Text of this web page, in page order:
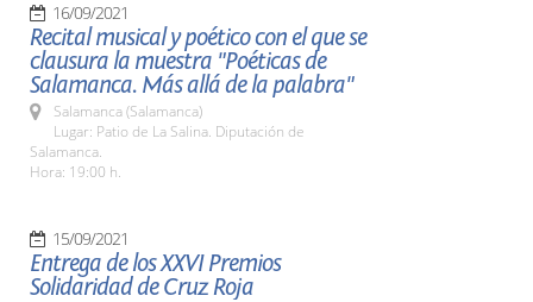
16/09/2021
Recital musical y poético con el que se
clausura la muestra "Poéticas de
Salamanca. Más allá de la palabra"
Salamanca (Salamanca)
Lugar: Patio de La Salina. Diputación de
Salamanca.
Hora: 19:00 h.
15/09/2021
Entrega de los XXVI Premios
Solidaridad de Cruz Roja